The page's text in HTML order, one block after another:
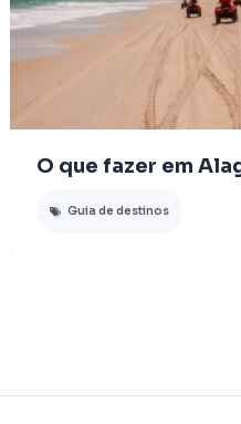
O que fazer em
Guia de destinos